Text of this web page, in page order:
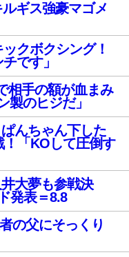
ギス強豪マゴメ
クボクシング！
です」
相手の額が血まみ
製のヒジだ」
んちゃん下した
「KOして圧倒す
大夢も参戦決
発表＝8.8
の父にそっくり